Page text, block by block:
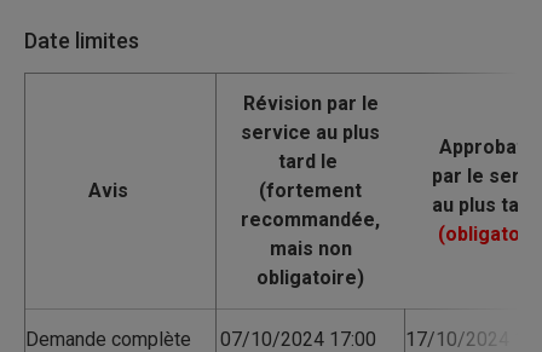
Date limites
Avis
Demande complète 07/10/2024 17:00 17/10/2024